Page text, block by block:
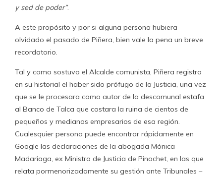
y sed de poder”.
A este propósito y por si alguna persona hubiera
olvidado el pasado de Piñera, bien vale la pena un breve
recordatorio.
Tal y como sostuvo el Alcalde comunista, Piñera registra
en su historial el haber sido prófugo de la Justicia, una vez
que se le procesara como autor de la descomunal estafa
al Banco de Talca que costara la ruina de cientos de
pequeños y medianos empresarios de esa región.
Cualesquier persona puede encontrar rápidamente en
Google las declaraciones de la abogada Mónica
Madariaga, ex Ministra de Justicia de Pinochet, en las que
relata pormenorizadamente su gestión ante Tribunales –